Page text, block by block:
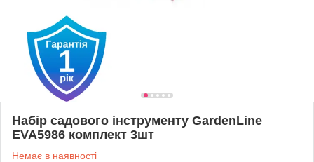
Набір садового інструменту GardenLine
EVA5986 комплект 3шт
Немає в наявності